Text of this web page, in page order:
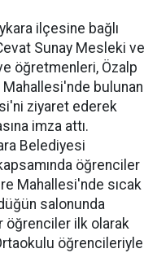
ilçesine bağlı
Sunay Mesleki ve
öğretmenleri, Özalp
Mahallesi'nde bulunan
ziyaret ederek
imza attı.
Belediyesi
öğrenciler
Mahallesi'nde sıcak
salonunda
öğrenciler ilk olarak
öğrencileriyle